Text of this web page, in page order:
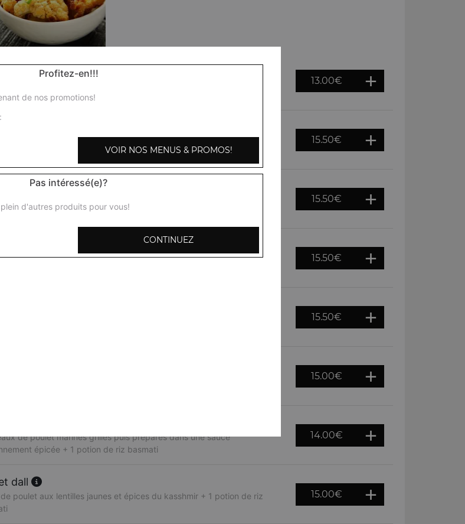
curry
au gingembre et à l'ail + 1 potion de riz basmati
13.00€
épices + 1 potion de riz basmati
15.50€
karai
verts, gingembre, coriandre, épices + 1 potion de riz basmati
15.50€
de poulet désossés marinés et cuits au four tandoor puis servis
15.50€
15.50€
15.00€
de poulet marinés grillés puis préparés dans une sauce
épicée + 1 potion de riz basmati
14.00€
dall
poulet aux lentilles jaunes et épices du kasshmir + 1 potion de riz
15.00€
Profitez-en!!!
de nos promotions!
VOIR NOS MENUS & PROMOS!
Pas intéressé(e)?
d'autres produits pour vous!
CONTINUEZ